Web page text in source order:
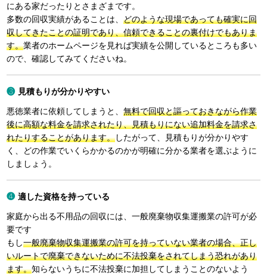
にある家だったりとさまざまです。
多数の回収実績があることは、どのような現場であっても確実に回
収してきたことの証明であり、信頼できることの裏付けでもありま
す。業者のホームページを見れば実績を公開しているところも多い
ので、確認してみてくださいね。
見積もりが分かりやすい
悪徳業者に依頼してしまうと、無料で回収と謳っておきながら作業
後に高額な料金を請求されたり、見積もりにない追加料金を請求さ
れたりすることがあります。したがって、見積もりが分かりやす
く、どの作業でいくらかかるのかが明確に分かる業者を選ぶように
しましょう。
適した資格を持っている
家庭から出る不用品の回収には、一般廃棄物収集運搬業の許可が必
要です
もし一般廃棄物収集運搬業の許可を持っていない業者の場合、正し
いルートで廃棄できないために不法投棄をされてしまう恐れがあり
ます。知らないうちに不法投棄に加担してしまうことのないよう